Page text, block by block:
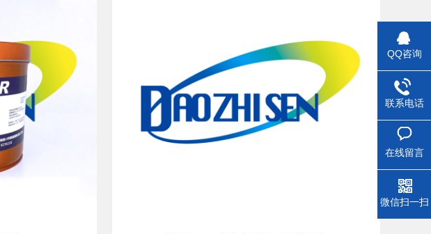
QQ咨询
联系电话
在线留言
微信扫一扫